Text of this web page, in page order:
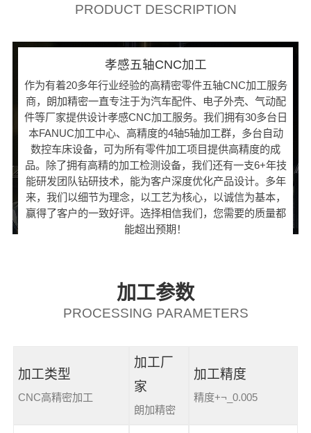
PRODUCT DESCRIPTION
孝感五轴CNC加工
作为有着20多年行业经验的高精密零件五轴CNC加工服务
商，朗加精密一直专注于为汽车配件、电子外壳、气动配
件等厂家提供设计孝感CNC加工服务。我们拥有30多台日
本FANUC加工中心、高精度的4轴5轴加工群，多台自动
数控车床设备，可为所有零件加工项目提供高精度的成
品。除了拥有高精的加工检测设备，我们还有一支6+年技
能研发团队钻研技术，能为客户深度优化产品设计。多年
来，我们以细节为理念，以工艺为核心，以诚信为基本，
赢得了客户的一致好评。选择相信我们，您需要的质量都
能超出预期！
加工参数
PROCESSING PARAMETERS
加工类型
CNC高精密加工
加工厂
家
朗加精密
加工精度
精度+¬_0.005